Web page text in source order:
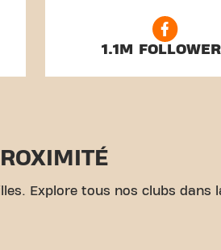
1.1M
Explore tous nos clubs dans